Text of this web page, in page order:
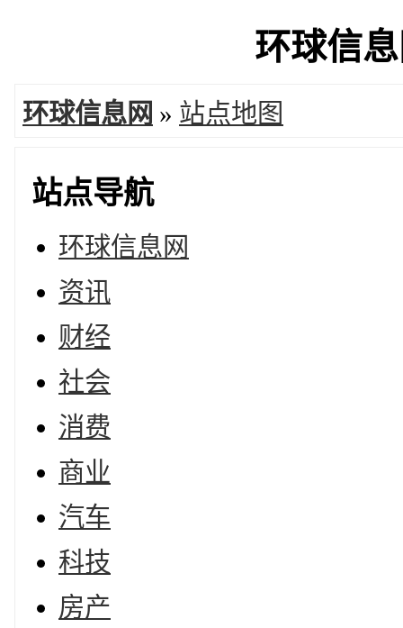
环球信
环球信息网 » 站点地图
站点导航
环球信息网
资讯
财经
社会
消费
商业
汽车
科技
房产